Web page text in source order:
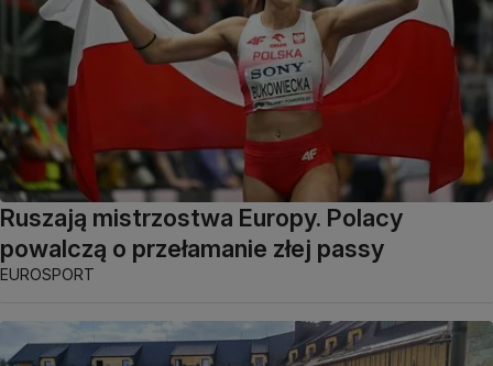
Ruszają mistrzostwa Europy. Polacy
powalczą o przełamanie złej passy
EUROSPORT